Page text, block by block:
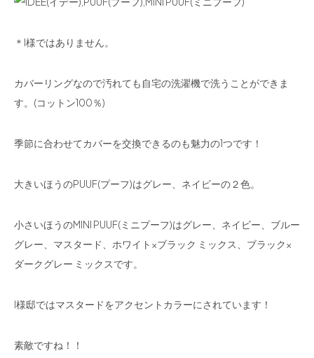
＊I様ではありません。
カバーリングなので汚れても自宅の洗濯機で洗うことができま
す。(コットン100％)
季節に合わせてカバーを交換できるのも魅力の1つです！
大きいほうのPUUF(プーフ)はグレー、ネイビーの２色。
小さいほうのMINI PUUF(ミニプーフ)はグレー、ネイビー、ブルー
グレー、マスタード、ホワイト×ブラック ミックス、ブラック×
ダークグレー ミックスです。
I様邸ではマスタードをアクセントカラーにされています！
素敵ですね！！